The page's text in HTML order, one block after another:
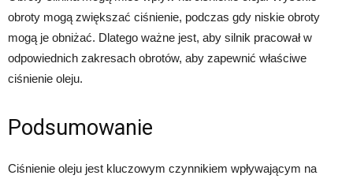
obroty mogą zwiększać ciśnienie, podczas gdy niskie obroty
mogą je obniżać. Dlatego ważne jest, aby silnik pracował w
odpowiednich zakresach obrotów, aby zapewnić właściwe
ciśnienie oleju.
Podsumowanie
Ciśnienie oleju jest kluczowym czynnikiem wpływającym na